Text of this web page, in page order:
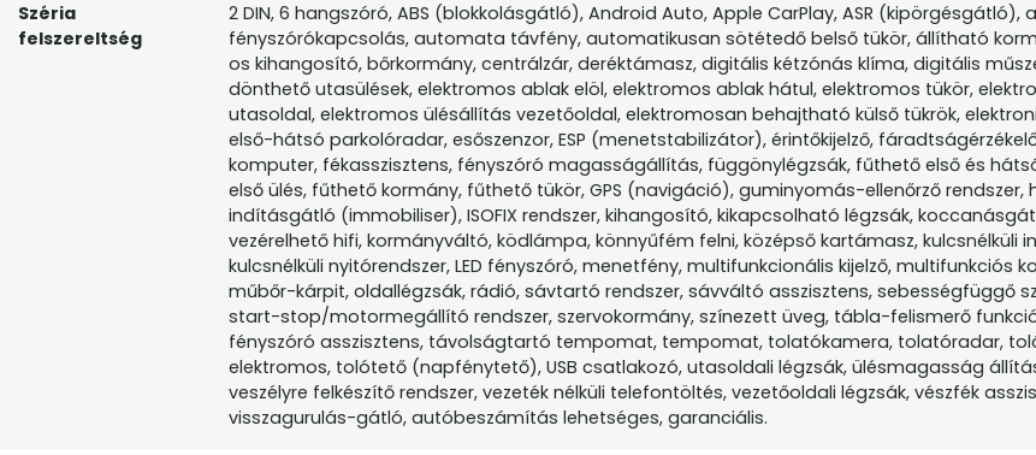
Széria
felszereltség
2 DIN, 6 hangszóró, ABS (blokkolásgátló), Android Auto, Apple CarPlay, ASR (kipörgésgátló),
fényszórókapcsolás, automata távfény, automatikusan sötétedő belső tükör, állítható
os kihangosító, bőrkormány, centrálzár, deréktámasz, digitális kétzónás klíma, digitális
dönthető utasülések, elektromos ablak elöl, elektromos ablak hátul, elektromos tükör,
utasoldal, elektromos ülésállítás vezetőoldal, elektromosan behajtható külső tükrök,
első-hátsó parkolóradar, esőszenzor, ESP (menetstabilizátor), érintőkijelző,
komputer, fékasszisztens, fényszóró magasságállítás, függönylégzsák, fűthető első és
első ülés, fűthető kormány, fűthető tükör, GPS (navigáció), guminyomás-ellenőrző rendszer,
indításgátló (immobiliser), ISOFIX rendszer, kihangosító, kikapcsolható légzsák,
vezérelhető hifi, kormányváltó, ködlámpa, könnyűfém felni, középső kartámasz, kulcsnélküli
kulcsnélküli nyitórendszer, LED fényszóró, menetfény, multifunkcionális kijelző, multifunkciós
műbőr-kárpit, oldallégzsák, rádió, sávtartó rendszer, sávváltó asszisztens, sebességfüggő
start-stop/motormegállító rendszer, szervokormány, színezett üveg, tábla-felismerő
fényszóró asszisztens, távolságtartó tempomat, tempomat, tolatókamera, tolatóradar,
elektromos, tolótető (napfénytető), USB csatlakozó, utasoldali légzsák, ülésmagasság
veszélyre felkészítő rendszer, vezeték nélküli telefontöltés, vezetőoldali légzsák, vészfék
visszagurulás-gátló, autóbeszámítás lehetséges, garanciális.